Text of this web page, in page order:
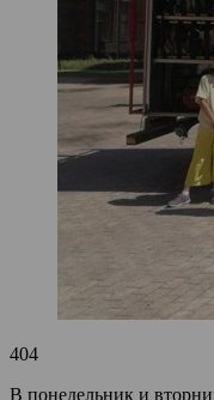
404
В понедельник и